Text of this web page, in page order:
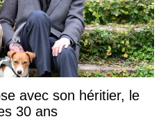
avec son héritier, le
30 ans